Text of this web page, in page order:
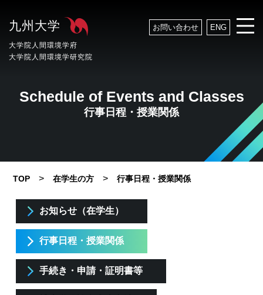
九州大学
大学院人間環境学府
大学院人間環境学研究院
お問い合わせ ENG
Schedule of Events and Classes
行事日程・授業関係
TOP > 在学生の方 > 行事日程・授業関係
お知らせ（在学生）
行事日程・授業関係
手続き・申請・証明書等